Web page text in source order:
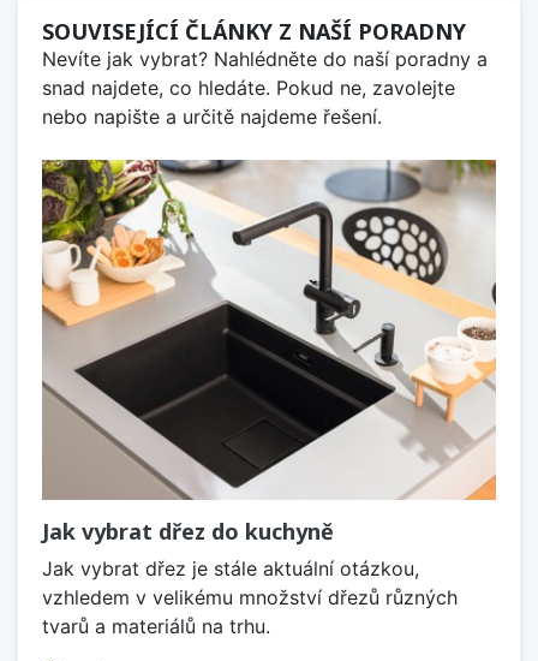
SOUVISEJÍCÍ ČLÁNKY Z NAŠÍ PORADNY
Nevíte jak vybrat? Nahlédněte do naší poradny a
snad najdete, co hledáte. Pokud ne, zavolejte
nebo napište a určitě najdeme řešení.
Jak vybrat dřez do kuchyně
Jak vybrat dřez je stále aktuální otázkou,
vzhledem v velikému množství dřezů různých
tvarů a materiálů na trhu.